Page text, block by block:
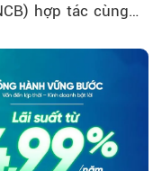
hợp tác cùng